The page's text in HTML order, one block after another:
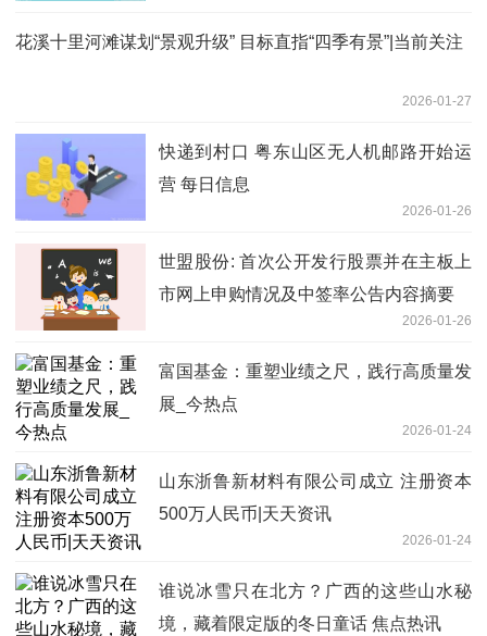
花溪十里河滩谋划“景观升级” 目标直指“四季有景”|当前关注
2026-01-27
快递到村口 粤东山区无人机邮路开始运
营 每日信息
2026-01-26
世盟股份: 首次公开发行股票并在主板上
市网上申购情况及中签率公告内容摘要
2026-01-26
富国基金：重塑业绩之尺，践行高质量发
展_今热点
2026-01-24
山东浙鲁新材料有限公司成立 注册资本
500万人民币|天天资讯
2026-01-24
谁说冰雪只在北方？广西的这些山水秘
境，藏着限定版的冬日童话 焦点热讯